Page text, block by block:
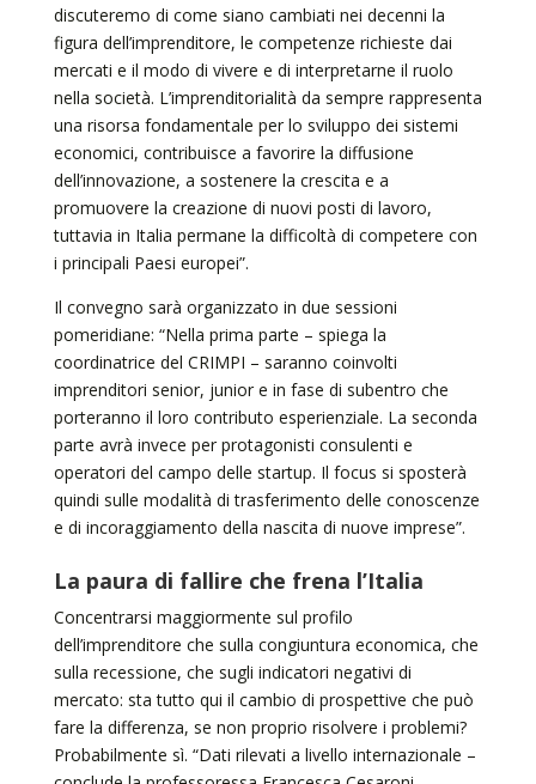
discuteremo di come siano cambiati nei decenni la
figura dell’imprenditore, le competenze richieste dai
mercati e il modo di vivere e di interpretarne il ruolo
nella società. L’imprenditorialità da sempre rappresenta
una risorsa fondamentale per lo sviluppo dei sistemi
economici, contribuisce a favorire la diffusione
dell’innovazione, a sostenere la crescita e a
promuovere la creazione di nuovi posti di lavoro,
tuttavia in Italia permane la difficoltà di competere con
i principali Paesi europei”.
Il convegno sarà organizzato in due sessioni
pomeridiane: “Nella prima parte – spiega la
coordinatrice del CRIMPI – saranno coinvolti
imprenditori senior, junior e in fase di subentro che
porteranno il loro contributo esperienziale. La seconda
parte avrà invece per protagonisti consulenti e
operatori del campo delle startup. Il focus si sposterà
quindi sulle modalità di trasferimento delle conoscenze
e di incoraggiamento della nascita di nuove imprese”.
La paura di fallire che frena l’Italia
Concentrarsi maggiormente sul profilo
dell’imprenditore che sulla congiuntura economica, che
sulla recessione, che sugli indicatori negativi di
mercato: sta tutto qui il cambio di prospettive che può
fare la differenza, se non proprio risolvere i problemi?
Probabilmente sì. “Dati rilevati a livello internazionale –